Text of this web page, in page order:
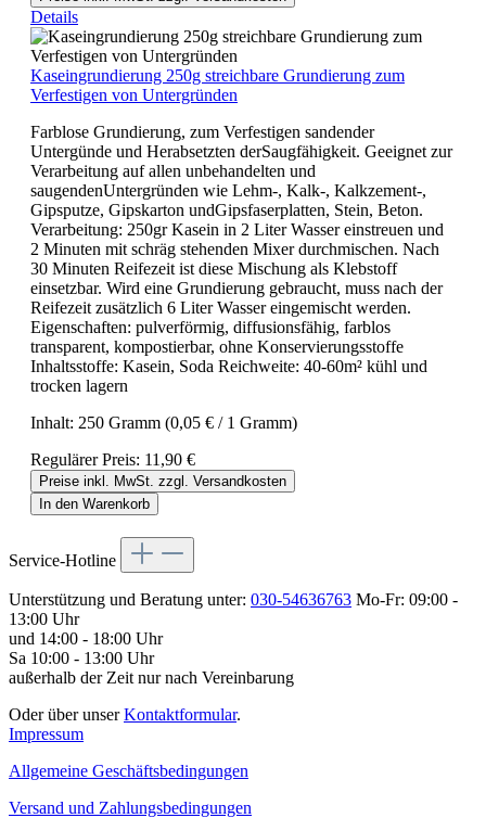
Details
Kaseingrundierung 250g streichbare Grundierung zum
Verfestigen von Untergründen
Farblose Grundierung, zum Verfestigen sandender
Untergünde und Herabsetzten derSaugfähigkeit. Geeignet zur
Verarbeitung auf allen unbehandelten und
saugendenUntergründen wie Lehm-, Kalk-, Kalkzement-,
Gipsputze, Gipskarton undGipsfaserplatten, Stein, Beton.
Verarbeitung: 250gr Kasein in 2 Liter Wasser einstreuen und
2 Minuten mit schräg stehenden Mixer durchmischen. Nach
30 Minuten Reifezeit ist diese Mischung als Klebstoff
einsetzbar. Wird eine Grundierung gebraucht, muss nach der
Reifezeit zusätzlich 6 Liter Wasser eingemischt werden.
Eigenschaften: pulverförmig, diffusionsfähig, farblos
transparent, kompostierbar, ohne Konservierungsstoffe
Inhaltsstoffe: Kasein, Soda Reichweite: 40-60m² kühl und
trocken lagern
Inhalt: 250 Gramm (0,05 € / 1 Gramm)
Regulärer Preis: 11,90 €
Preise inkl. MwSt. zzgl. Versandkosten
In den Warenkorb
Service-Hotline
Unterstützung und Beratung unter: 030-54636763 Mo-Fr: 09:00 -
13:00 Uhr
und 14:00 - 18:00 Uhr
Sa 10:00 - 13:00 Uhr
außerhalb der Zeit nur nach Vereinbarung
Oder über unserKontaktformular.
Impressum
Allgemeine Geschäftsbedingungen
Versand und Zahlungsbedingungen